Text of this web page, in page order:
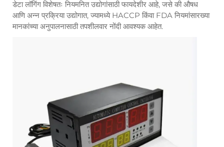
डेटा लॉगिंग विशेषतः नियमनित उद्योगांसाठी फायदेशीर आहे, जसे की औषध
आणि अन्न प्रक्रिया उद्योगात, ज्यामध्ये HACCP किंवा FDA नियमांसारख्या
मानकांच्या अनुपालनासाठी तपशीलवार नोंदी आवश्यक आहेत.